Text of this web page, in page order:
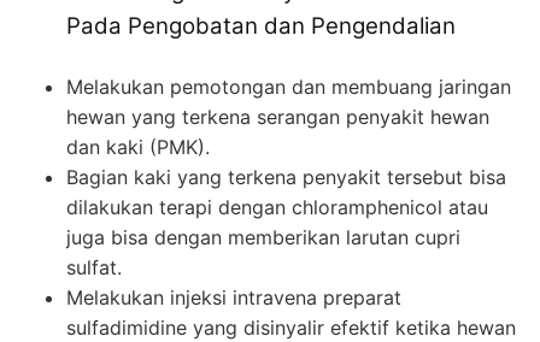
Pada Pengobatan dan Pengendalian
Melakukan pemotongan dan membuang jaringan
hewan yang terkena serangan penyakit hewan
dan kaki (PMK).
Bagian kaki yang terkena penyakit tersebut bisa
dilakukan terapi dengan chloramphenicol atau
juga bisa dengan memberikan larutan cupri
sulfat.
Melakukan injeksi intravena preparat
sulfadimidine yang disinyalir efektif ketika hewan